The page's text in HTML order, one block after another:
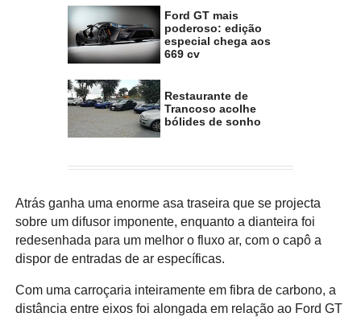
Ford GT mais
poderoso: edição
especial chega aos
669 cv
Restaurante de
Trancoso acolhe
bólides de sonho
Atrás ganha uma enorme asa traseira que se projecta
sobre um difusor imponente, enquanto a dianteira foi
redesenhada para um melhor o fluxo ar, com o capô a
dispor de entradas de ar específicas.
Com uma carroçaria inteiramente em fibra de carbono, a
distância entre eixos foi alongada em relação ao Ford GT